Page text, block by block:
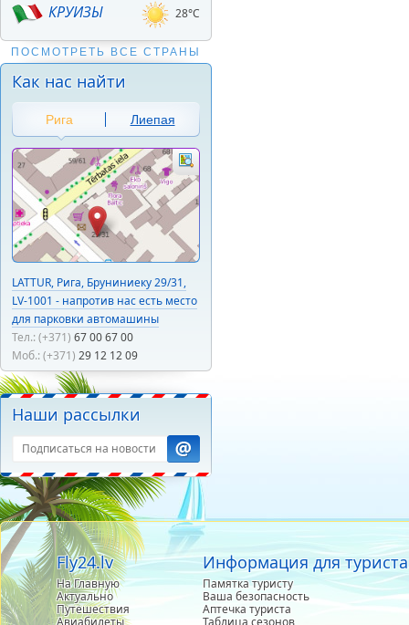
28°C
КРУИЗЫ
ПОСМОТРЕТЬ ВСЕ СТРАНЫ
Как нас найти
Рига Лиепая
LATTUR, Рига, Бруниниеку 29/31,
LV-1001 - напротив нас есть место
для парковки автомашины
Тел.: (+371) 67 00 67 00
Моб.: (+371) 29 12 12 09
Наши рассылки
Fly24.lv
На Главную
Актуально
Путешествия
Авиабилеты
Информация для туриста
Памятка туристу
Ваша безопасность
Аптечка туриста
Таблица сезонов